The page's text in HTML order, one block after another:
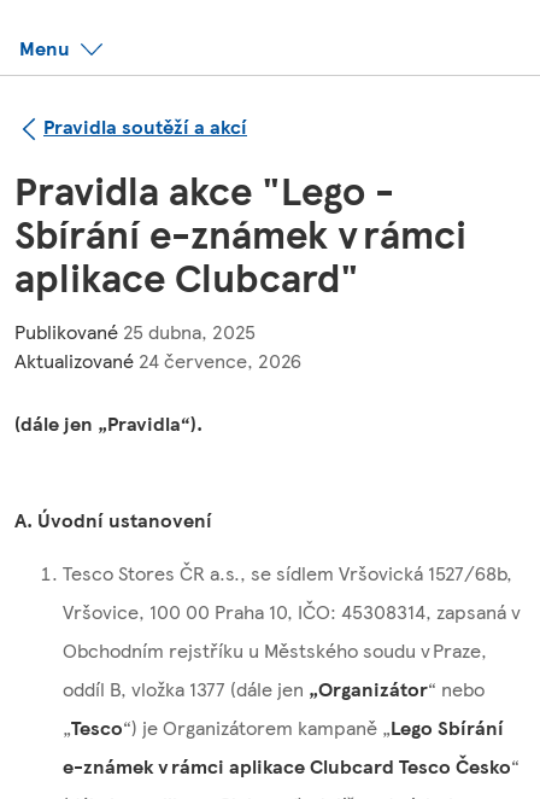
Menu
Pravidla soutěží a akcí
Pravidla akce "Lego -
Sbírání e-známek v rámci
aplikace Clubcard"
Publikované 25 dubna, 2025
Aktualizované 24 července, 2026
(dále jen „Pravidla“).
A. Úvodní ustanovení
Tesco Stores ČR a.s., se sídlem Vršovická 1527/68b,
Vršovice, 100 00 Praha 10, IČO: 45308314, zapsaná v
Obchodním rejstříku u Městského soudu v Praze,
oddíl B, vložka 1377 (dále jen „Organizátor“ nebo
„Tesco“) je Organizátorem kampaně „Lego Sbírání
e-známek v rámci aplikace Clubcard Tesco Česko“